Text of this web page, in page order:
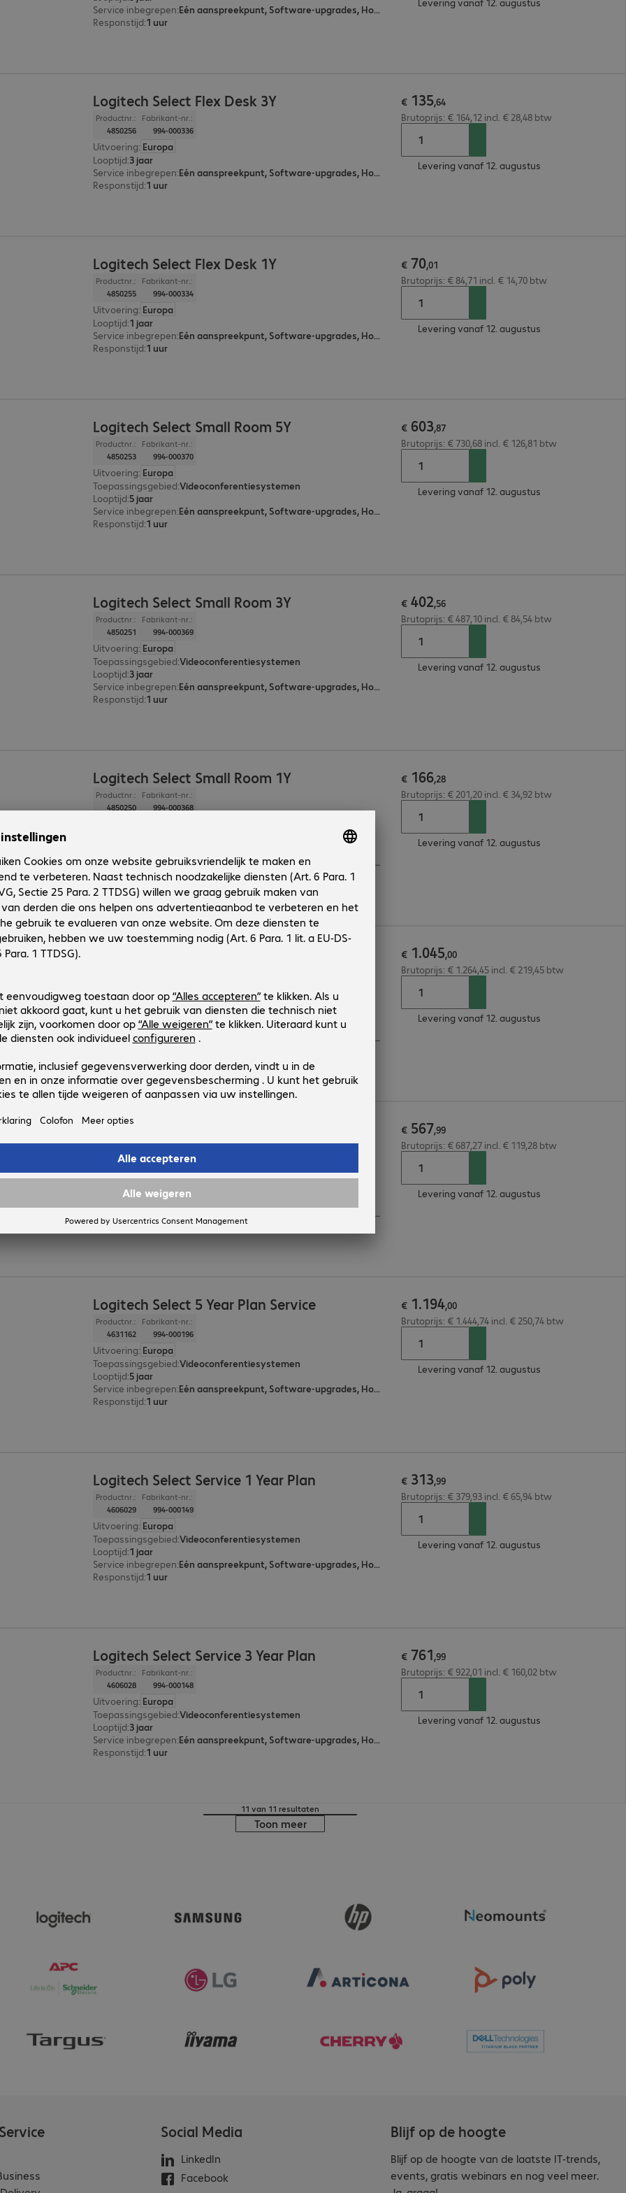
Service inbegrepen:
Eén aanspreekpunt, Software-upgrades, Hotline Support, Omruilservice voor onderdelen
Responstijd:1 uur
Logitech Select Flex Desk 3Y
Productnr.:
4850256
Fabrikant-nr.:
994-000336
Uitvoering: Europa
Looptijd:3 jaar
Service inbegrepen:
Eén aanspreekpunt, Software-upgrades, Hotline Support, Omruilservice voor onderdelen
Responstijd:1 uur
€ 135,64
Brutoprijs: € 164,12 incl. € 28,48 btw
Levering vanaf 12. augustus
Logitech Select Flex Desk 1Y
Productnr.:
4850255
Fabrikant-nr.:
994-000334
Uitvoering: Europa
Looptijd:1 jaar
Service inbegrepen:
Eén aanspreekpunt, Software-upgrades, Hotline Support, Omruilservice voor onderdelen
Responstijd:1 uur
€ 70,01
Brutoprijs: € 84,71 incl. € 14,70 btw
Levering vanaf 12. augustus
Logitech Select Small Room 5Y
Productnr.:
4850253
Fabrikant-nr.:
994-000370
Uitvoering: Europa
Toepassingsgebied:Videoconferentiesystemen
Looptijd:5 jaar
Service inbegrepen:
Eén aanspreekpunt, Software-upgrades, Hotline Support, Omruilservice voor onderdelen
Responstijd:1 uur
€ 603,87
Brutoprijs: € 730,68 incl. € 126,81 btw
Levering vanaf 12. augustus
Logitech Select Small Room 3Y
Productnr.:
4850251
Fabrikant-nr.:
994-000369
Uitvoering: Europa
Toepassingsgebied:Videoconferentiesystemen
Looptijd:3 jaar
Service inbegrepen:
Eén aanspreekpunt, Software-upgrades, Hotline Support, Omruilservice voor onderdelen
Responstijd:1 uur
€ 402,56
Brutoprijs: € 487,10 incl. € 84,54 btw
Levering vanaf 12. augustus
Logitech Select Small Room 1Y
Productnr.:
4850250
Fabrikant-nr.:
994-000368
Service inbegrepen:
Eén aanspreekpunt, Software-upgrades, Hotline Support, Omruilservice voor onderdelen
Responstijd:1 uur
€ 166,28
Brutoprijs: € 201,20 incl. € 34,92 btw
Levering vanaf 12. augustus
Uitvoering:Europa
Toepassingsgebied:Videoconferentiesystemen
Looptijd:4 jaar
Service inbegrepen:
Eén aanspreekpunt, Software-upgrades, Hotline Support, Omruilservice voor onderdelen
€ 1.045,00
Brutoprijs: € 1.264,45 incl. € 219,45 btw
Levering vanaf 12. augustus
Logitech Select Service 2 Year Plan
Productnr.:
4640307
Fabrikant-nr.:
994-000194
Uitvoering:Europa
Toepassingsgebied
Looptijd:2 jaar
Eén aanspreekpunt, Software-upgrades, Hotline Support, Omruilservice voor onderdelen
Responstijd:1 uur
€ 567,99
Brutoprijs: € 687,27 incl. € 119,28 btw
Levering vanaf 12. augustus
Logitech Select 5 Year Plan Service
Productnr.:
4631162
Fabrikant-nr.:
994-000196
Uitvoering: Europa
Toepassingsgebied:Videoconferentiesystemen
Looptijd:5 jaar
Service inbegrepen:
Eén aanspreekpunt, Software-upgrades, Hotline Support, Omruilservice voor onderdelen
Responstijd:1 uur
€ 1.194,00
Brutoprijs: € 1.444,74 incl. € 250,74 btw
Levering vanaf 12. augustus
Logitech Select Service 1 Year Plan
Productnr.:
4606029
Fabrikant-nr.:
994-000149
Uitvoering: Europa
Toepassingsgebied:Videoconferentiesystemen
Looptijd:1 jaar
Service inbegrepen:
Eén aanspreekpunt, Software-upgrades, Hotline Support, Omruilservice voor onderdelen
Responstijd:1 uur
€ 313,99
Brutoprijs: € 379,93 incl. € 65,94 btw
Levering vanaf 12. augustus
Logitech Select Service 3 Year Plan
Productnr.:
4606028
Fabrikant-nr.:
994-000148
Uitvoering: Europa
Toepassingsgebied:Videoconferentiesystemen
Looptijd:3 jaar
Service inbegrepen:
Eén aanspreekpunt, Software-upgrades, Hotline Support, Omruilservice voor onderdelen
Responstijd:1 uur
€ 761,99
Brutoprijs: € 922,01 incl. € 160,02 btw
Levering vanaf 12. augustus
11 van 11 resultaten
Toon meer
Social Media
LinkedIn
Facebook
Blijf op de hoogte
Blijf op de hoogte van de laatste IT-trends,
events, gratis webinars en nog veel meer.